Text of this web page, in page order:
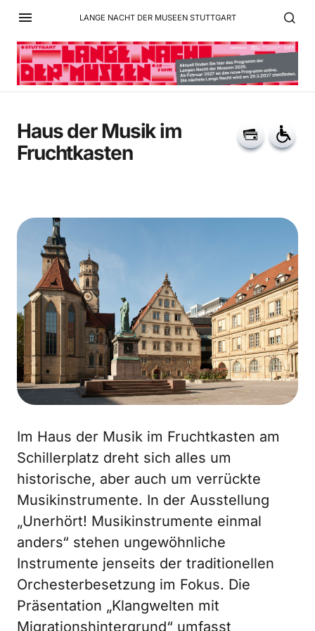
LANGE NACHT DER MUSEEN STUTTGART
Haus der Musik im
Fruchtkasten
Im Haus der Musik im Fruchtkasten am
Schillerplatz dreht sich alles um
historische, aber auch um verrückte
Musikinstrumente. In der Ausstellung
„Unerhört! Musikinstrumente einmal
anders“ stehen ungewöhnliche
Instrumente jenseits der traditionellen
Orchesterbesetzung im Fokus. Die
Präsentation „Klangwelten mit
Migrationshintergrund“ umfasst